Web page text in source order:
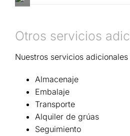
Otros servicios
Nuestros servicios
Almacenaje
Embalaje
Transporte
Alquiler de grúas
Seguimiento